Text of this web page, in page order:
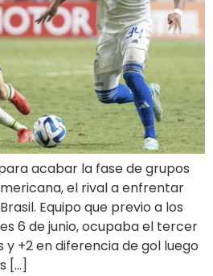
acabar la fase de grupos
el rival a enfrentar
Equipo que previo a los
6 de junio, ocupaba el tercer
y +2 en diferencia de gol luego
[…]